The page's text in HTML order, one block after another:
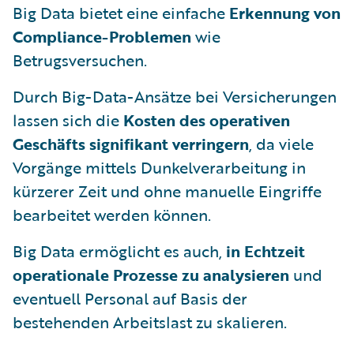
Big Data bietet eine einfache Erkennung von
Compliance-Problemenwie
Betrugsversuchen.
Durch Big-Data-Ansätze bei Versicherungen
lassen sich die Kosten des operativen
Geschäfts signifikant verringern, da viele
Vorgänge mittels Dunkelverarbeitung in
kürzerer Zeit und ohne manuelle Eingriffe
bearbeitet werden können.
Big Data ermöglicht es auch, in Echtzeit
operationale Prozesse zu analysieren und
eventuell Personal auf Basis der
bestehenden Arbeitslast zu skalieren.